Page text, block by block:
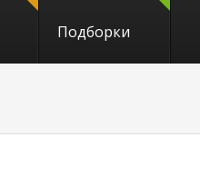
Подборки